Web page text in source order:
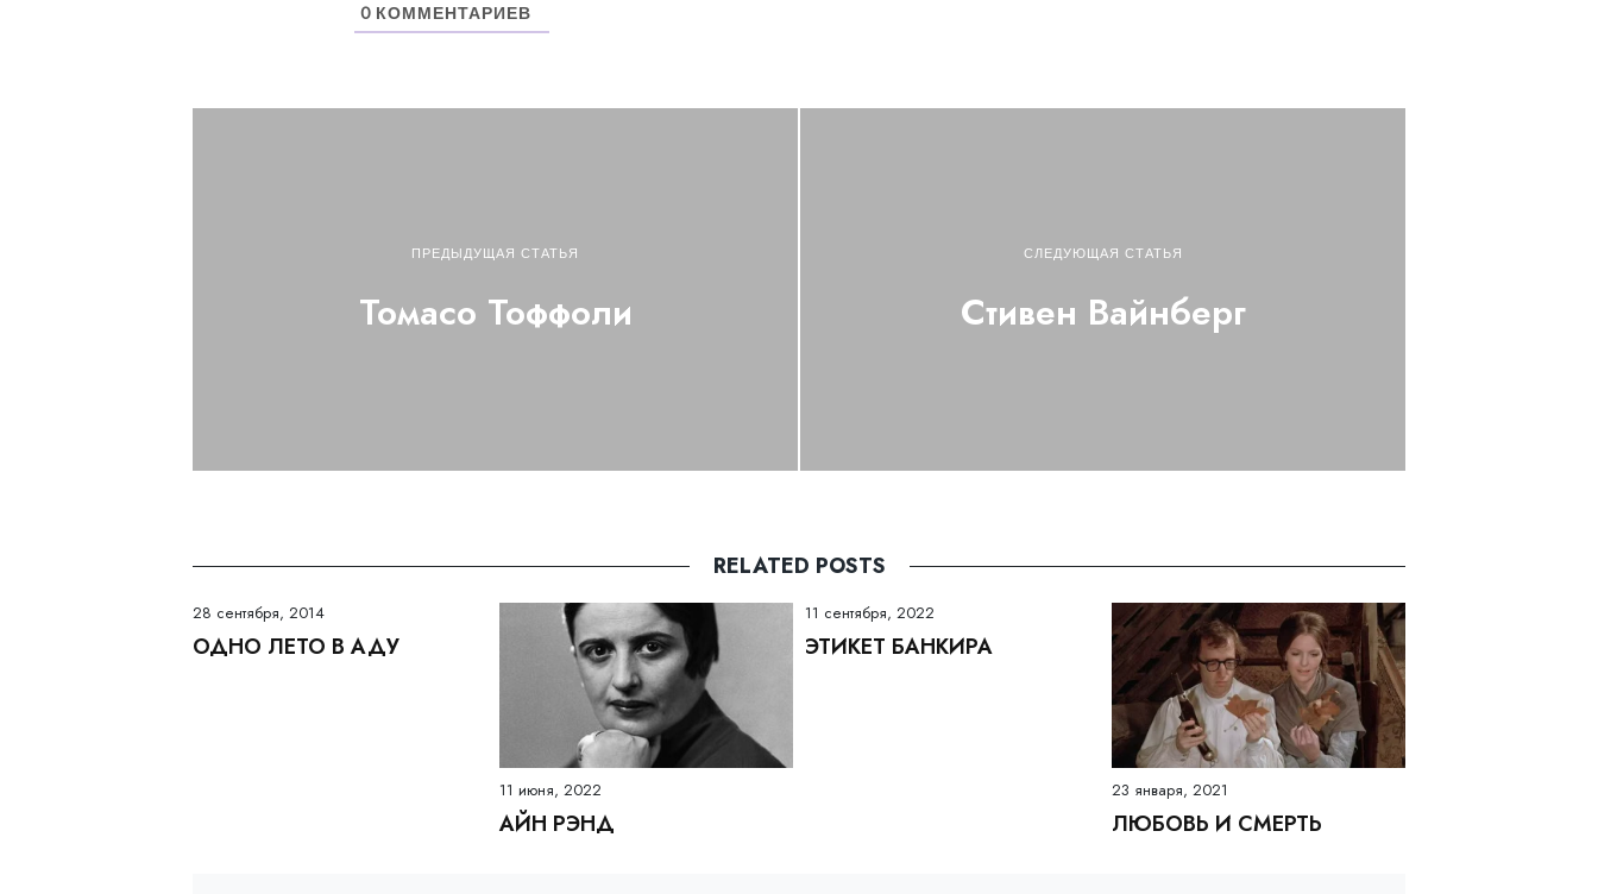
0 КОММЕНТАРИЕВ
ПРЕДЫДУЩАЯ СТАТЬЯ
Томасо Тоффоли
СЛЕДУЮЩАЯ СТАТЬЯ
Стивен Вайнберг
RELATED POSTS
28 сентября, 2014
ОДНО ЛЕТО В АДУ
11 июня, 2022
АЙН РЭНД
11 сентября, 2022
ЭТИКЕТ БАНКИРА
23 января, 2021
ЛЮБОВЬ И СМЕРТЬ